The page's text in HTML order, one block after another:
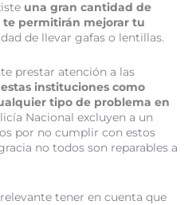
una gran cantidad de
permitirán mejorar tu
de llevar gafas o lentillas.
prestar atención a las
instituciones como
tipo de problema en
Nacional excluyen a un
por no cumplir con estos
no todos son reparables a
tener en cuenta que